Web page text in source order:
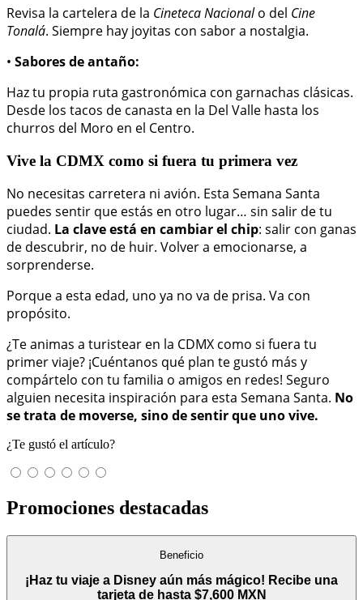
Revisa la cartelera de la Cineteca Nacionalo del Cine
Tonalá. Siempre hay joyitas con sabor a nostalgia.
• Sabores de antaño:
Haz tu propia ruta gastronómica con garnachas clásicas.
Desde los tacos de canasta en la Del Valle hasta los
churros del Moro en el Centro.
Vive la CDMX como si fuera tu primera vez
No necesitas carretera ni avión. Esta Semana Santa
puedes sentir que estás en otro lugar… sin salir de tu
ciudad. La clave está en cambiar el chip: salir con ganas
de descubrir, no de huir. Volver a emocionarse, a
sorprenderse.
Porque a esta edad, uno ya no va de prisa. Va con
propósito.
¿Te animas a turistear en la CDMX como si fuera tu
primer viaje? ¡Cuéntanos qué plan te gustó más y
compártelo con tu familia o amigos en redes! Seguro
alguien necesita inspiración para esta Semana Santa. No
se trata de moverse, sino de sentir que uno vive.
¿Te gustó el artículo?
Promociones destacadas
Beneficio
¡Haz tu viaje a Disney aún más mágico! Recibe una
tarjeta de hasta $7,600 MXN